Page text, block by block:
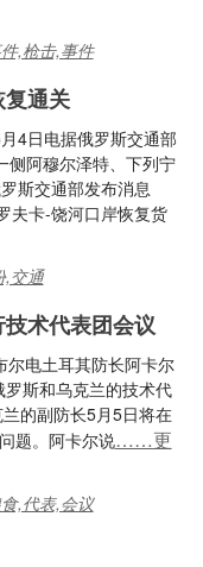
,枪击,事件
通关
4日电据俄罗斯交通部
侧阿穆尔泽特、下列宁
斯交通部发布消息
夫卡-饶河口岸恢复货
,交通
术代表团会议
尔电土耳其防长阿卡尔
斯和乌克兰的技术代
的副防长5月5日将在
题。阿卡尔说……更
,代表,会议